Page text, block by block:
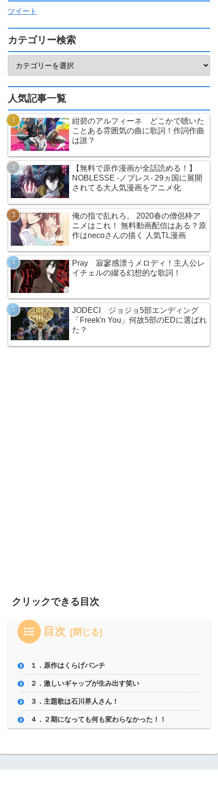
ツイート
カテゴリー検索
人気記事一覧
紺碧のアルフィーネ どこかで聴いた
ことある雰囲気の曲に歌詞！作詞作曲
は誰？
【無料で原作漫画が全話読める！】
NOBLESSE -ノブレス- 29ヵ国に展開
されてる大人気漫画をアニメ化
俺の指で乱れろ。 2020春の僧侶枠ア
ニメはこれ！ 無料動画配信はある？原
作はnecoさんの描く 人気TL漫画
Pray 寂寥感漂うメロディ！主人公レ
イチェルの綴る幻想的な歌詞！
JODECI ジョジョ5部エンディング
「Freek'n You」何故5部のEDに選ばれ
た？
クリックできる目次
目次
１．原作はくらげバンチ
２．激しいギャップが生み出す笑い
３．主題歌は石川界人さん！
４．２期になっても何も変わらなかった！！